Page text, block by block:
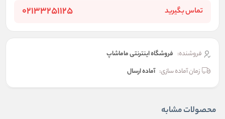
تماس بگیرید 02133251125
فروشنده: فروشگاه اینترنتی ماماشاپ
زمان آماده سازی: آماده ارسال
محصولات مشابه